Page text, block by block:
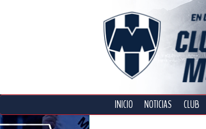
INICIO NOTICIAS CLUB